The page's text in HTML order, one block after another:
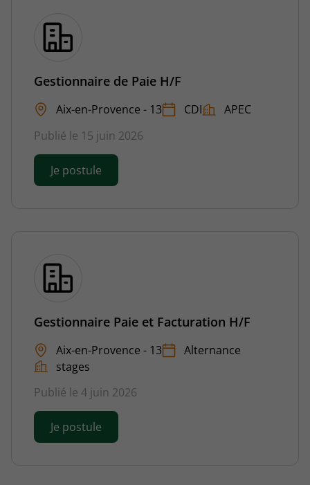
Gestionnaire de Paie H/F
Aix-en-Provence - 13 CDI
APEC
Publié le 15 juin 2026
Je postule
Gestionnaire Paie et Facturation H/F
Aix-en-Provence - 13
Alternance
stages
Publié le 4 juin 2026
Je postule